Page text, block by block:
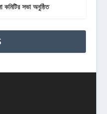
কমিটির সভা অনুষ্ঠিত